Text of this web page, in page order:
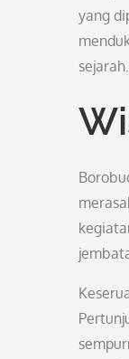
yang
sejarah.